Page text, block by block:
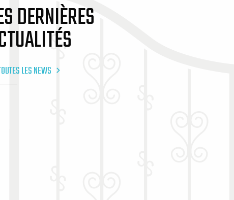
DERNIÈRES
LES NEWS